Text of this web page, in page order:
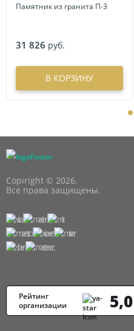
Памятник из гранита П-3
31 826 руб.
В КОРЗИНУ
Copiright © 2026.
Все права защищены.
Рейтинг
организации
5,0